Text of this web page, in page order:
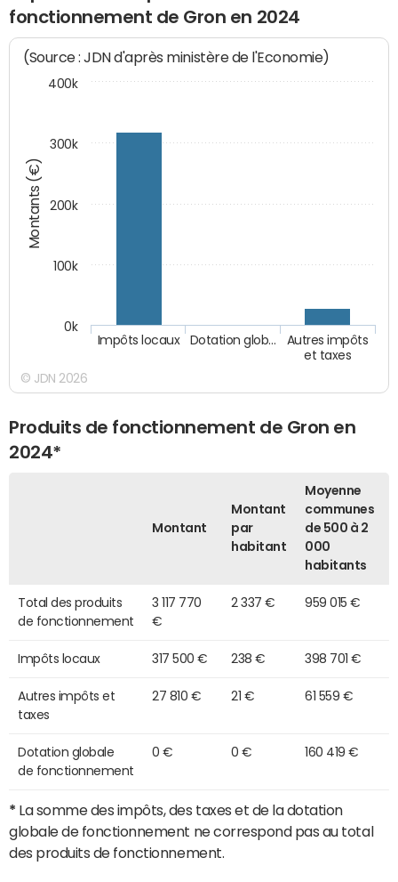
fonctionnement de Gron en 2024
Montants (€)
(Source : JDN d'après ministère de l'Economie)
Autres impôts
et taxes
Dotation glob…
Impôts locaux
0k
100k
200k
300k
400k
© JDN 2026
Produits de fonctionnement de Gron en
2024*
Montant
Montant
par
habitant
Moyenne
communes
de 500 à 2
000
habitants
Total des produits
de fonctionnement
3 117 770
€
2 337 € 959 015 €
Impôts locaux 317 500 € 238 € 398 701 €
Autres impôts et
taxes
27 810 € 21 € 61 559 €
Dotation globale
de fonctionnement
0 € 0 € 160 419 €
* La somme des impôts, des taxes et de la dotation
globale de fonctionnement ne correspond pas au total
des produits de fonctionnement.